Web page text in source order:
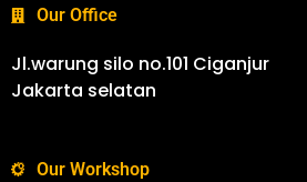
Our Office
Jl.warung silo no.101 Ciganjur
Jakarta selatan
Our Workshop